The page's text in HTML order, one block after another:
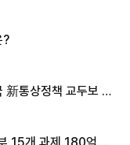
?
통상정책 교두보 활
15개 과제 180억 지